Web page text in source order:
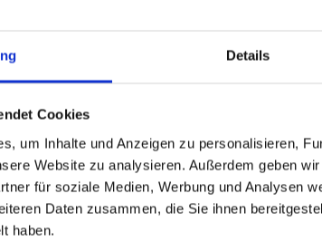
Details
Cookies
um Inhalte und Anzeigen zu personalisieren,
Website zu analysieren. Außerdem geben
für soziale Medien, Werbung und Analysen
Daten zusammen, die Sie ihnen
haben.